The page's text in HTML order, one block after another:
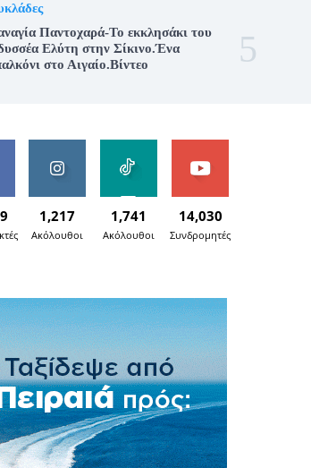
Παντοχαρά-Το εκκλησάκι του
Ελύτη στην Σίκινο.Ένα
στο Αιγαίο.Βίντεο
1,217
Ακόλουθοι
1,741
Ακόλουθοι
14,030
Συνδρομητές